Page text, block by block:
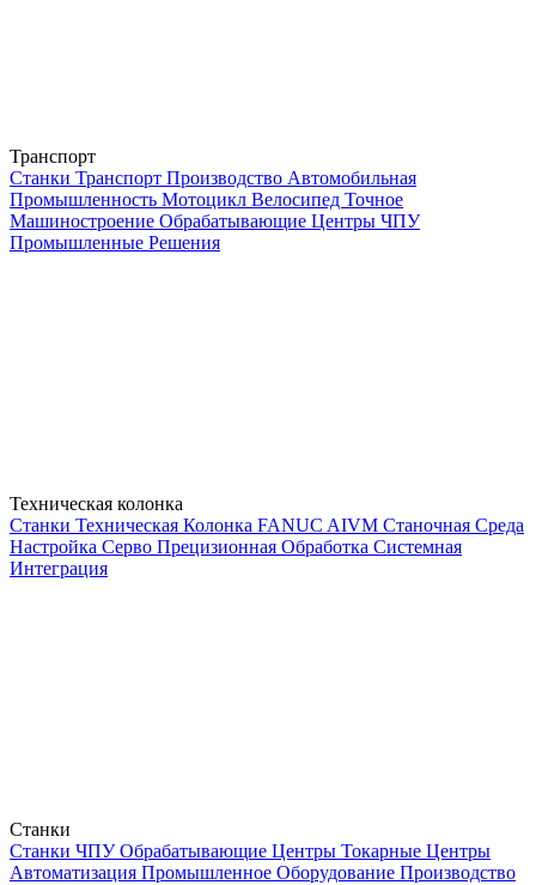
Транспорт
Станки Транспорт Производство Автомобильная
Промышленность Мотоцикл Велосипед Точное
Машиностроение Обрабатывающие Центры ЧПУ
Промышленные Решения
Техническая колонка
Станки Техническая Колонка FANUC AIVM Станочная Среда
Настройка Серво Прецизионная Обработка Системная
Интеграция
Станки
Станки ЧПУОбрабатывающие Центры Токарные Центры
Автоматизация Промышленное Оборудование Производство